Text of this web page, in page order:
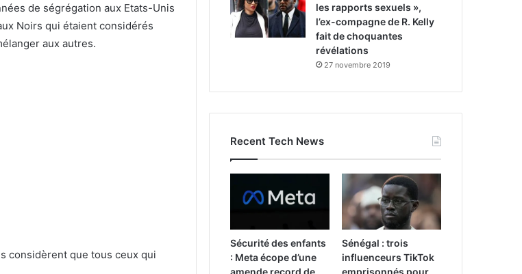
de ségrégation aux Etats-Unis
Noirs qui étaient considérés
aux autres.
considèrent que tous ceux qui
les rapports sexuels »,
l’ex-compagne de R. Kelly
fait de choquantes
révélations
27 novembre 2019
Recent Tech News
Sécurité des enfants
: Meta écope d’une
amende record de
Sénégal : trois
influenceurs TikTok
emprisonnés pour